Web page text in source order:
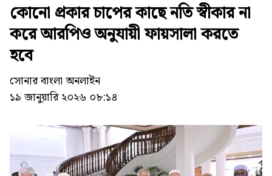
কোনো প্রকার চাপের কাছে নতি স্বীকার না
করে আরপিও অনুযায়ী ফায়সালা করতে
হবে
সোনার বাংলা অনলাইন
১৯ জানুয়ারি ২০২৬ ০৮:১৪